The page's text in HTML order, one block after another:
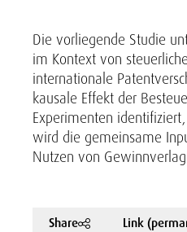
Die vorliegende Studie
im Kontext von
internationale
kausale Effekt der
Experimenten
wird die gemeinsame
Nutzen von
Share Link